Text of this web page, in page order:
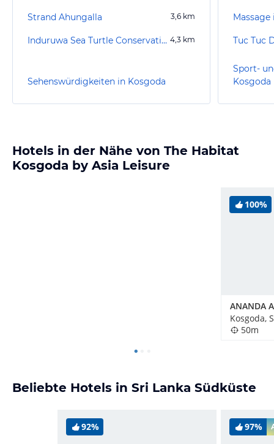
Strand Ahungalla 3,6 km
Induruwa Sea Turtle Conservation Project 4,3 km
Sehenswürdigkeiten in Kosgoda
Tuc Tuc
Sport-
Kosgoda
Hotels in der Nähe von The Habitat
Kosgoda by Asia Leisure
100%
Kosgoda,
50m
Beliebte Hotels in Sri Lanka Südküste
92% 97%